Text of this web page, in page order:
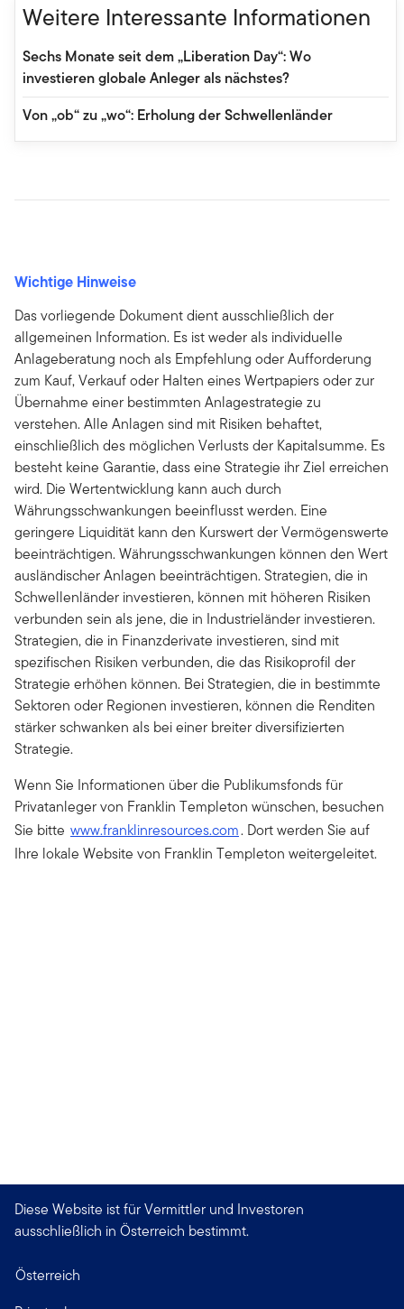
Weitere Interessante Informationen
Sechs Monate seit dem „Liberation Day“: Wo
investieren globale Anleger als nächstes?
Von „ob“ zu „wo“: Erholung der Schwellenländer
Wichtige Hinweise
Das vorliegende Dokument dient ausschließlich der
allgemeinen Information. Es ist weder als individuelle
Anlageberatung noch als Empfehlung oder Aufforderung
zum Kauf, Verkauf oder Halten eines Wertpapiers oder zur
Übernahme einer bestimmten Anlagestrategie zu
verstehen. Alle Anlagen sind mit Risiken behaftet,
einschließlich des möglichen Verlusts der Kapitalsumme. Es
besteht keine Garantie, dass eine Strategie ihr Ziel erreichen
wird. Die Wertentwicklung kann auch durch
Währungsschwankungen beeinflusst werden. Eine
geringere Liquidität kann den Kurswert der Vermögenswerte
beeinträchtigen. Währungsschwankungen können den Wert
ausländischer Anlagen beeinträchtigen. Strategien, die in
Schwellenländer investieren, können mit höheren Risiken
verbunden sein als jene, die in Industrieländer investieren.
Strategien, die in Finanzderivate investieren, sind mit
spezifischen Risiken verbunden, die das Risikoprofil der
Strategie erhöhen können. Bei Strategien, die in bestimmte
Sektoren oder Regionen investieren, können die Renditen
stärker schwanken als bei einer breiter diversifizierten
Strategie.
Wenn Sie Informationen über die Publikumsfonds für
Privatanleger von Franklin Templeton wünschen, besuchen
Sie bitte www.franklinresources.com. Dort werden Sie auf
Ihre lokale Website von Franklin Templeton weitergeleitet.
Diese Website ist für Vermittler und Investoren
ausschließlich in Österreich bestimmt.
Österreich